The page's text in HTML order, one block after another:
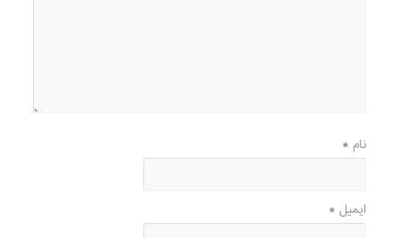
نام*
ایمیل*